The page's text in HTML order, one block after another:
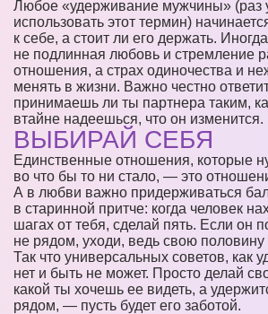
Любое «удерживание мужчины» (раз
использовать этот термин)
к себе, а стоит ли его держать.
не подлинная любовь и стремление
отношения, а страх одиночества и
менять в жизни. Важно честно
принимаешь ли ты партнера таким,
втайне надеешься, что он изменится.
ВЫБИРАЙ СЕБЯ
Единственные отношения, которые
во что бы то ни стало, — это
А в любви важно придерживаться
в старинной притче: когда человек
шагах от тебя, сделай пять. Если он
не рядом, уходи, ведь свою
Так что универсальных советов, как
нет и быть не может. Просто делай
какой ты хочешь ее видеть, а
рядом, — пусть будет его заботой.